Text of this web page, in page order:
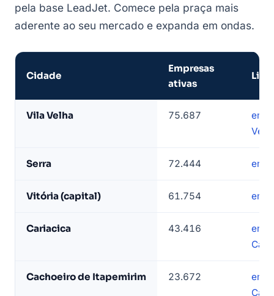
pela base LeadJet. Comece pela praça mais
aderente ao seu mercado e expanda em ondas.
com
empresas
Cidade
Empresas
ativas
Lista
Vila Velha 75.687
Serra 72.444
Vitória (capital) 61.754
Cariacica 43.416
Cachoeiro de Itapemirim 23.672